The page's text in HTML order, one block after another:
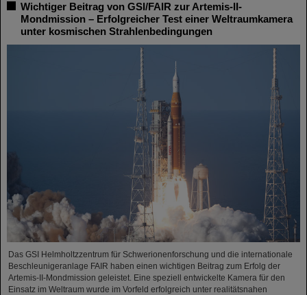
Wichtiger Beitrag von GSI/FAIR zur Artemis-II-
Mondmission – Erfolgreicher Test einer Weltraumkamera
unter kosmischen Strahlenbedingungen
Das GSI Helmholtzzentrum für Schwerionenforschung und die internationale
Beschleunigeranlage FAIR haben einen wichtigen Beitrag zum Erfolg der
Artemis-II-Mondmission geleistet. Eine speziell entwickelte Kamera für den
Einsatz im Weltraum wurde im Vorfeld erfolgreich unter realitätsnahen